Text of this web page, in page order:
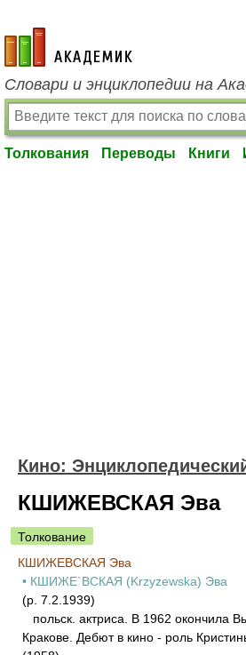
academic.ru
Словари и энциклопедии на
Толкования Переводы Книги
Кино:
КШИЖЕВСКАЯ Эва
Толкование
КШИЖЕВСКАЯ Эва
• КШИЖЕ`ВСКАЯ (Krzyzewska) Эва
(р. 7.2.1939)
польск. актриса. В 1962 окончила
Кракове. Дебют в кино - роль